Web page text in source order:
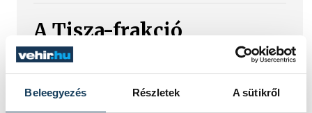
Beleegyezés Részletek A sütikről
A Tisza-frakció
kezdeményezte, hogy
jövő kedden legyen az
államfőválasztás